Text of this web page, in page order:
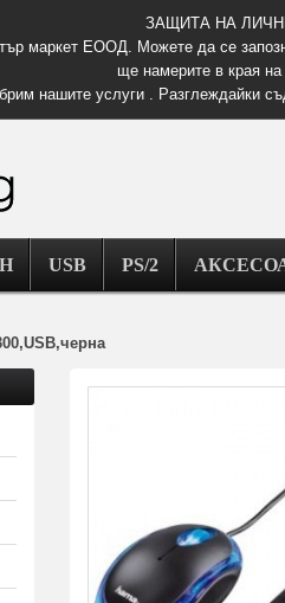
ЗАЩИТА НА
маркет ЕООД. Можете да се
ще намерите в края на
нашите услуги . Разглеждайки
USB PS/2